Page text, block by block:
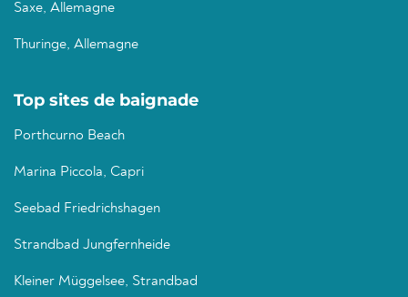
Saxe, Allemagne
Thuringe, Allemagne
Top sites de baignade
Porthcurno Beach
Marina Piccola, Capri
Seebad Friedrichshagen
Strandbad Jungfernheide
Kleiner Müggelsee, Strandbad